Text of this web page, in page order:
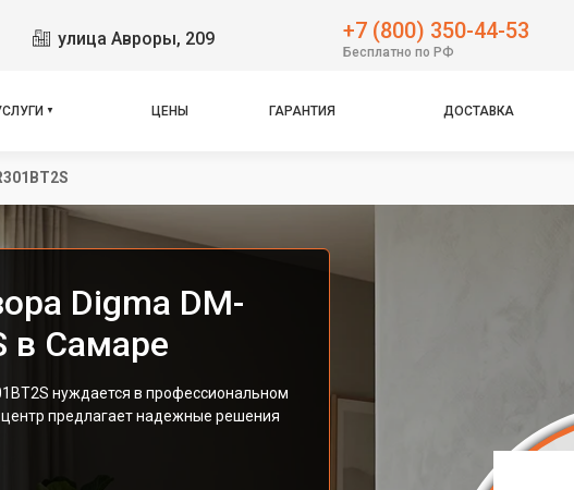
улица Авроры, 209 +7 (800) 350-44-53
Бесплатно по РФ
ЦЕНЫ ГАРАНТИЯ ДОСТАВКА
Digma DM-
в Самаре
нуждается в профессиональном
предлагает надежные решения